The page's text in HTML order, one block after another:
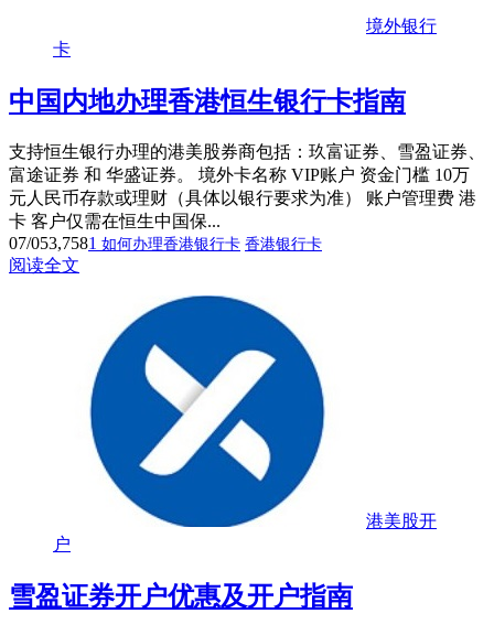
境外银行
卡
中国内地办理香港恒生银行卡指南
支持恒生银行办理的港美股券商包括：玖富证券、雪盈证券、
富途证券 和 华盛证券。 境外卡名称 VIP账户 资金门槛 10万
元人民币存款或理财（具体以银行要求为准） 账户管理费 港
卡 客户仅需在恒生中国保...
07/053,7581 如何办理香港银行卡 香港银行卡
阅读全文
港美股开
户
雪盈证券开户优惠及开户指南